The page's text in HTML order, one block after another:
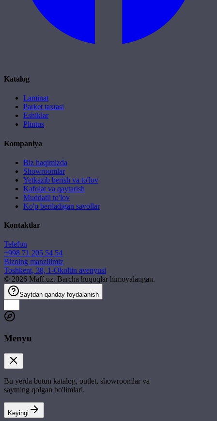
Katalog
Laminat
Parket taxtasi
Eshiklar
Plintus
Kompaniya
Biz haqimizda
Showroomlar
Yetkazib berish va to'lov
Kafolat va qaytarish
Muddatli to'lov
Ko'p beriladigan savollar
Kontaktlar
Telefon
+998 71 205 54 54
Bizning manzilimiz
Toshkent, 38, 1-Okoltin avenyusi
© 2026 Maff.uz. Barcha huquqlar himoyalangan.
Saytdan qanday foydalanish
Menyu
Bu yerda butun katalog, outlet, showroomlar va
saytning qolgan bo'limlari.
Keyingi